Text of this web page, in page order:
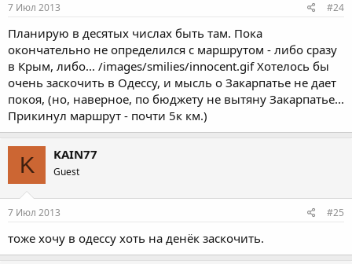
7 Июл 2013 #24
Планирую в десятых числах быть там. Пока
окончательно не определился с маршрутом - либо сразу
в Крым, либо... /images/smilies/innocent.gif Хотелось бы
очень заскочить в Одессу, и мысль о Закарпатье не дает
покоя, (но, наверное, по бюджету не вытяну Закарпатье...
Прикинул маршрут - почти 5к км.)
K KAIN77
Guest
7 Июл 2013 #25
тоже хочу в одессу хоть на денёк заскочить.